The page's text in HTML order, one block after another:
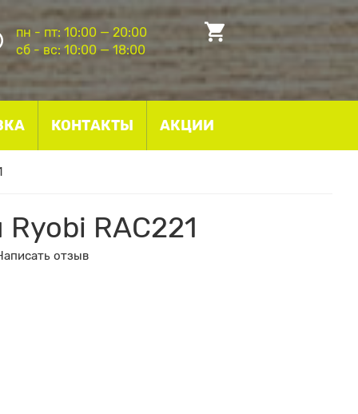
пн - пт: 10:00 — 20:00
сб - вс: 10:00 — 18:00
КОНТАКТЫ АКЦИИ
RAC221
отзыв